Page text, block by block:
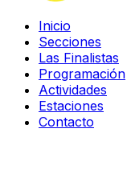
Inicio
Secciones
Las Finalistas
Programación
Actividades
Estaciones
Contacto